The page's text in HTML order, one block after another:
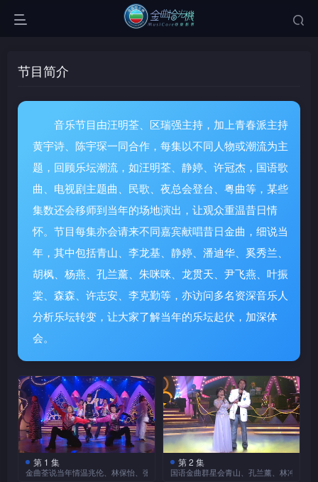
节目简介
音乐节目由汪明荃、区瑞强主持，加上青春派主持
黄宇诗、陈宇琛一同合作，每集以不同人物或潮流为主
题，回顾乐坛潮流，如汪明荃、静婷、许冠杰，国语歌
曲、电视剧主题曲、民歌、夜总会登台、粤曲等，某些
集数还会移师到当年的场地演出，让观众重温昔日情
怀。节目每集亦会请来不同嘉宾献唱昔日金曲，细说当
年，其中包括青山、李龙基、静婷、潘迪华、奚秀兰、
胡枫、杨燕、孔兰薰、朱咪咪、龙贯天、尹飞燕、叶振
棠、森森、许志安、李克勤等，亦访问多名资深音乐人
分析乐坛转变，让大家了解当年的乐坛起伏，加深体
会。
第 1 集
金曲荃说当年情温兆伦、林保怡、张可颐、陈松伶、江华
第 2 集
国语金曲群星会青山、孔兰薰、林冲、吴